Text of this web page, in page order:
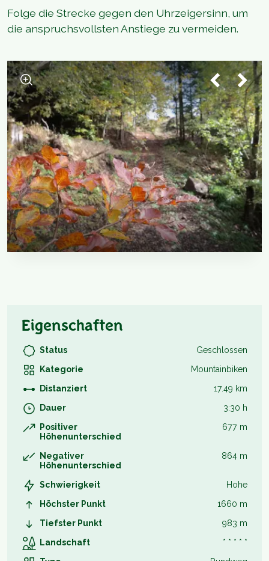
Folge die Strecke gegen den Uhrzeigersinn, um
die anspruchsvollsten Anstiege zu vermeiden.
Eigenschaften
Status
Geschlossen
Kategorie
Mountainbiken
Distanziert
17.49 km
Dauer
3:30 h
Positiver
Höhenunterschied
677 m
Negativer
Höhenunterschied
864 m
Schwierigkeit
Hohe
Höchster Punkt
1660 m
Tiefster Punkt
983 m
Landschaft
* * * * *